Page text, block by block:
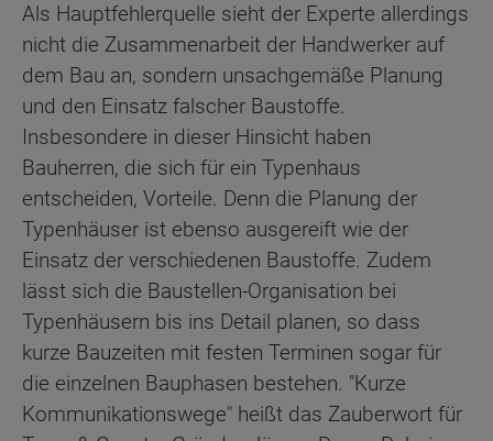
Als Hauptfehlerquelle sieht der Experte allerdings
nicht die Zusammenarbeit der Handwerker auf
dem Bau an, sondern unsachgemäße Planung
und den Einsatz falscher Baustoffe.
Insbesondere in dieser Hinsicht haben
Bauherren, die sich für ein Typenhaus
entscheiden, Vorteile. Denn die Planung der
Typenhäuser ist ebenso ausgereift wie der
Einsatz der verschiedenen Baustoffe. Zudem
lässt sich die Baustellen-Organisation bei
Typenhäusern bis ins Detail planen, so dass
kurze Bauzeiten mit festen Terminen sogar für
die einzelnen Bauphasen bestehen. "Kurze
Kommunikationswege" heißt das Zauberwort für